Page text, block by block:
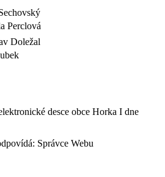
Perclová
Doležal
desce obce Horka I dne
Správce Webu